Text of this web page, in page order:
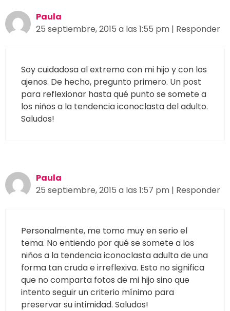
Paula
25 septiembre, 2015 a las 1:55 pm | Responder
Soy cuidadosa al extremo con mi hijo y con los
ajenos. De hecho, pregunto primero. Un post
para reflexionar hasta qué punto se somete a
los niños a la tendencia iconoclasta del adulto.
Saludos!
Paula
25 septiembre, 2015 a las 1:57 pm | Responder
Personalmente, me tomo muy en serio el
tema. No entiendo por qué se somete a los
niños a la tendencia iconoclasta adulta de una
forma tan cruda e irreflexiva. Esto no significa
que no comparta fotos de mi hijo sino que
intento seguir un criterio mínimo para
preservar su intimidad. Saludos!